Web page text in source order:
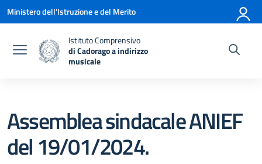
Vai ai contenuti
Vai al menu di navigazione
Vai al footer
Ministero dell'Istruzione e del Merito
Istituto Comprensivo
di Cadorago a indirizzo
musicale
Assemblea sindacale ANIEF
del 19/01/2024.